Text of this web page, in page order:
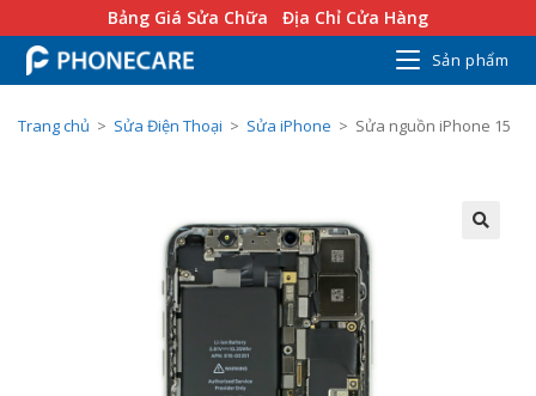
Bảng Giá Sửa Chữa Địa Chỉ Cửa Hàng
Sản phẩm
Trang chủ > Sửa Điện Thoại > Sửa iPhone > Sửa nguồn iPhone 15